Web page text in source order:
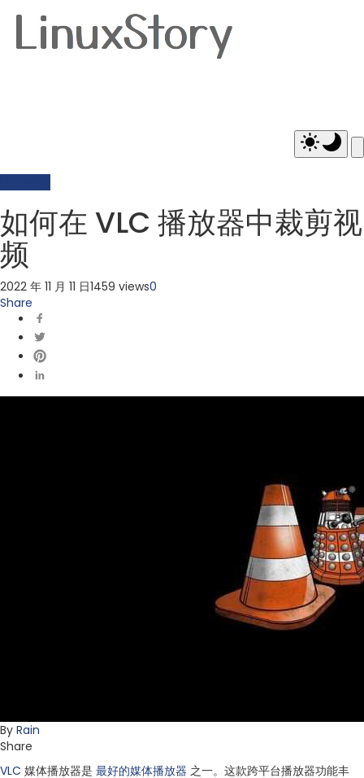
如何在 VLC 播放器中裁剪视
频
2022 年 11 月 11 日1459 views0
Share
By Rain
Share
VLC 媒体播放器是 最好的媒体播放器 之一。这款跨平台播放器功能丰